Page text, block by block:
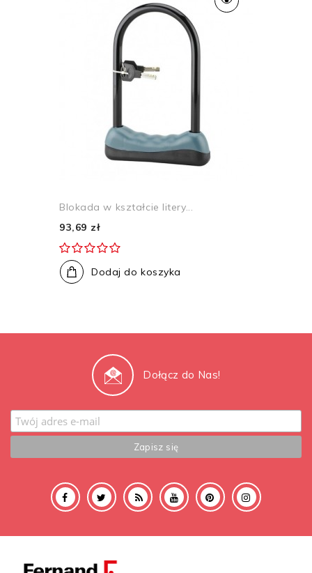
Blokada w kształcie litery...
93,69 zł
Dodaj do koszyka
Dołącz do Nas!